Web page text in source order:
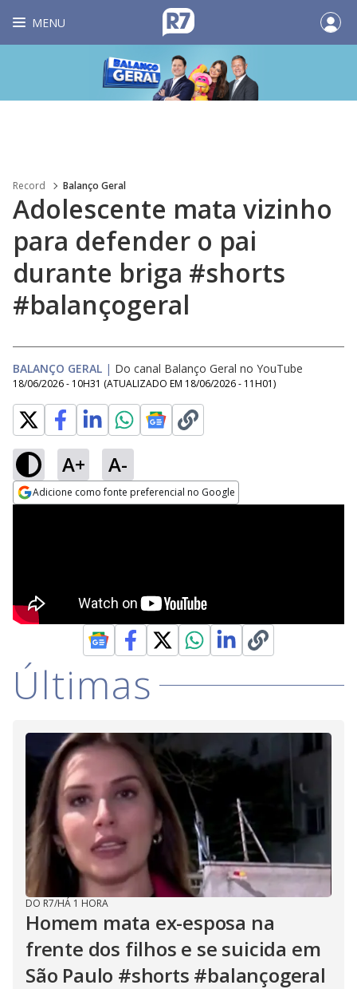
MENU
Record Balanço Geral
Adolescente mata vizinho
para defender o pai
durante briga #shorts
#balançogeral
BALANÇO GERAL | Do canal Balanço Geral no YouTube
18/06/2026 - 10H31 (ATUALIZADO EM 18/06/2026 - 11H01)
A+ A-
Adicione como fonte preferencial no Google
Últimas
DO R7/HÁ 1 HORA
Homem mata ex-esposa na
frente dos filhos e se suicida em
São Paulo #shorts #balançogeral